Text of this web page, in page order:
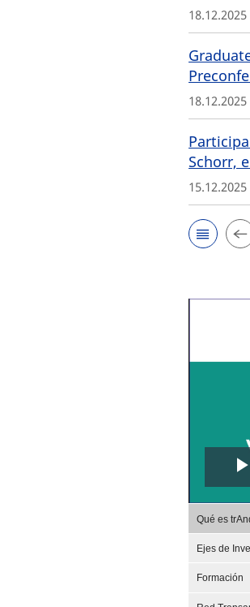
18.12.2025
18.12.2025
Schorr,
15.12.2025
Qué es
Ejes de
Formación